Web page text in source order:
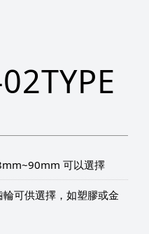
可以選擇
可供選擇，如塑膠或金